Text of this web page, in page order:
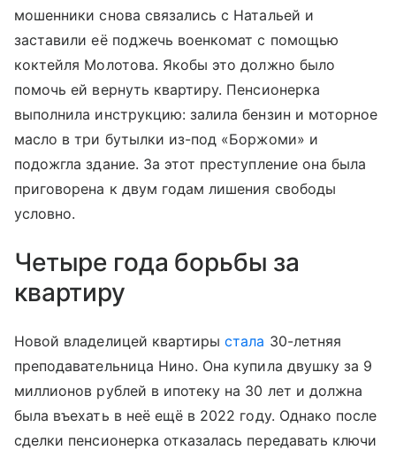
мошенники снова связались с Натальей и
заставили её поджечь военкомат с помощью
коктейля Молотова. Якобы это должно было
помочь ей вернуть квартиру. Пенсионерка
выполнила инструкцию: залила бензин и моторное
масло в три бутылки из-под «Боржоми» и
подожгла здание. За этот преступление она была
приговорена к двум годам лишения свободы
условно.
Четыре года борьбы за
квартиру
Новой владелицей квартирыстала 30-летняя
преподавательница Нино. Она купила двушку за 9
миллионов рублей в ипотеку на 30 лет и должна
была въехать в неё ещё в 2022 году. Однако после
сделки пенсионерка отказалась передавать ключи